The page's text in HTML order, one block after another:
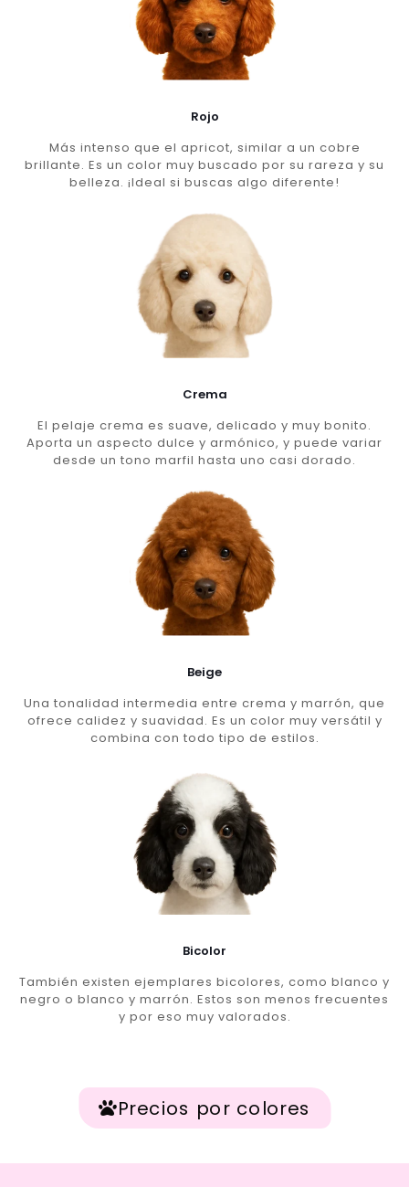
Rojo
Más intenso que el apricot, similar a un cobre
brillante. Es un color muy buscado por su rareza y su
belleza. ¡Ideal si buscas algo diferente!
Crema
El pelaje crema es suave, delicado y muy bonito.
Aporta un aspecto dulce y armónico, y puede variar
desde un tono marfil hasta uno casi dorado.
Beige
Una tonalidad intermedia entre crema y marrón, que
ofrece calidez y suavidad. Es un color muy versátil y
combina con todo tipo de estilos.
Bicolor
También existen ejemplares bicolores, como blanco y
negro o blanco y marrón. Estos son menos frecuentes
y por eso muy valorados.
Precios por colores